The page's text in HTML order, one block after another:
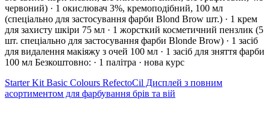
червоний) · 1 окислювач 3%, кремоподібний, 100 мл
(спеціально для застосування фарби Blond Brow шт.) · 1 крем
для захисту шкіри 75 мл · 1 жорсткий косметичний пензлик (5
шт. спеціально для застосування фарби Blonde Brow) · 1 засіб
для видалення макіяжу з очей 100 мл · 1 засіб для зняття фарби
100 мл Безкоштовно: · 1 палітра · нова курс
Starter Kit Basic Colours RefectoCil Дисплей з повним
асортиментом для фарбування брів та вій